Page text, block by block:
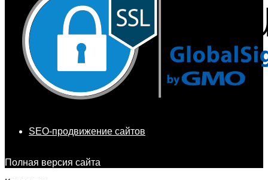
SEO-продвижение сайтов
Полная версия сайта